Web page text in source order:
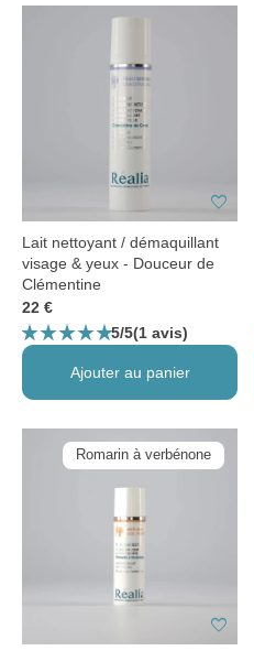
favorite
Lait nettoyant / démaquillant
visage & yeux - Douceur de
Clémentine
22 €
star_ratestar_ratestar_ratestar_ratestar_rate5/5(1 avis)
Ajouter au panier
Romarin à verbénone
favorite